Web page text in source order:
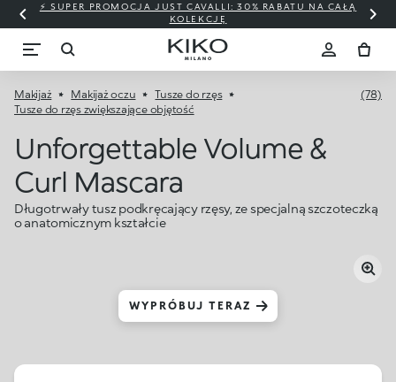
⚡ SUPER PROMOCJA JUST CAVALLI: 30% RABATU NA CAŁĄ
KOLEKCJĘ
Makijaż Makijaż oczu
Tusze do rzęs
Tusze do rzęs zwiększające objętość
(78)
Unforgettable Volume &
Curl Mascara
Długotrwały tusz podkręcający rzęsy, ze specjalną szczoteczką
o anatomicznym kształcie
WYPRÓBUJ TERAZ